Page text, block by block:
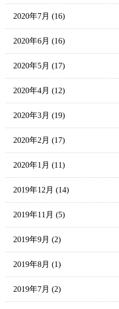
2020年7月 (16)
2020年6月 (16)
2020年5月 (17)
2020年4月 (12)
2020年3月 (19)
2020年2月 (17)
2020年1月 (11)
2019年12月 (14)
2019年11月 (5)
2019年9月 (2)
2019年8月 (1)
2019年7月 (2)